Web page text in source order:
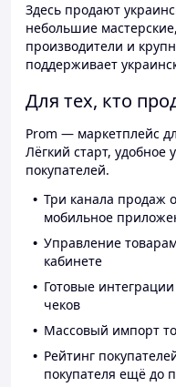
Здесь продают
небольшие
производители и
поддерживает
Для тех, кто
Prom — маркетплейс
Лёгкий старт, удобное
покупателей.
Три канала продаж
мобильное
Управление
кабинете
Готовые
чеков
Массовый импорт
Рейтинг
покупателя ещё до